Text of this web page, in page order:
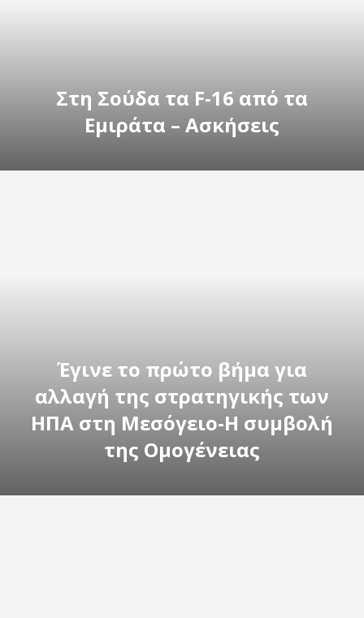
Στη Σούδα τα F-16 από τα
Εμιράτα – Ασκήσεις
Έγινε το πρώτο βήμα για
αλλαγή της στρατηγικής των
ΗΠΑ στη Μεσόγειο-Η συμβολή
της Ομογένειας